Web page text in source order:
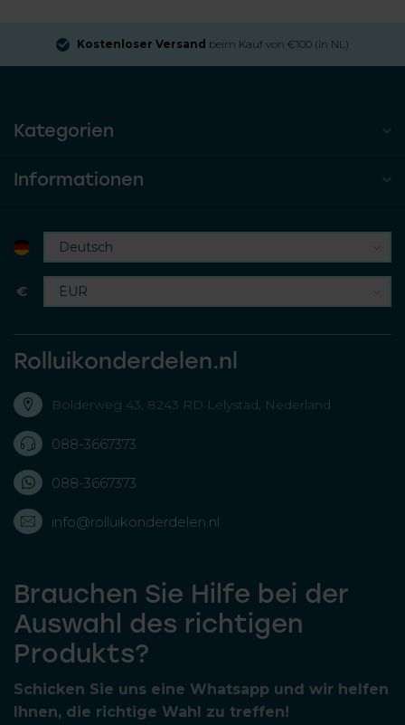
Kostenloser Versand beim Kauf von €100 (in NL)
Kategorien
Informationen
€
Rolluikonderdelen.nl
Bolderweg 43, 8243 RD Lelystad, Nederland
088-3667373
088-3667373
info@rolluikonderdelen.nl
Brauchen Sie Hilfe bei der
Auswahl des richtigen
Produkts?
Schicken Sie uns eine Whatsapp und wir helfen
Ihnen, die richtige Wahl zu treffen!